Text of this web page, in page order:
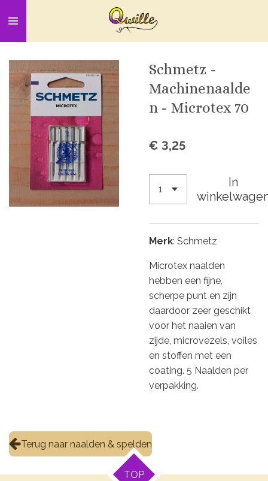
direct
naar
de
hoofdinhoud
Schmetz -
Machinenaalde
n - Microtex 70
€ 3,25
In
Merk: Schmetz
Microtex naalden
hebben een fijne,
scherpe punt en zijn
daardoor zeer geschikt
voor het naaien van
zijde, microvezels, voiles
en stoffen met een
coating. 5 Naalden per
verpakking.
Terug naar naalden & spelden
TOP